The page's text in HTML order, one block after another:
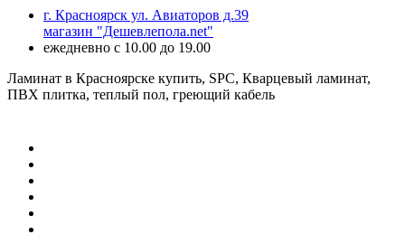
г. Красноярск ул. Авиаторов д.39
магазин "Дешевлепола.net"
ежедневно с 10.00 до 19.00
Ламинат в Красноярске купить, SPC, Кварцевый ламинат,
ПВХ плитка, теплый пол, греющий кабель